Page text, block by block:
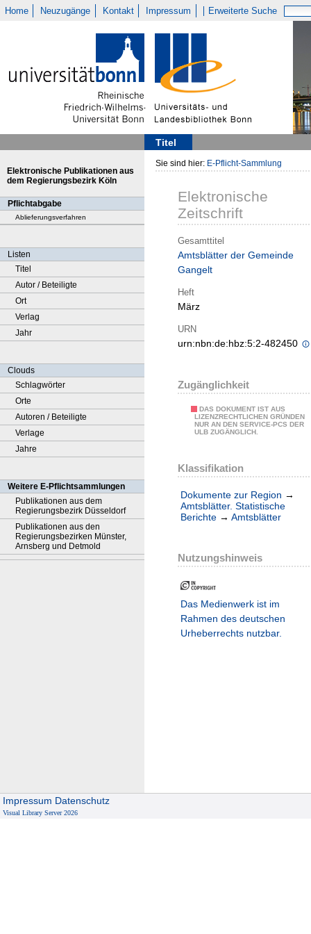
Home Neuzugänge Kontakt Impressum Erweiterte Suche
Titel
Elektronische Publikationen aus
dem Regierungsbezirk Köln
Pflichtabgabe
Ablieferungsverfahren
Listen
Titel
Autor / Beteiligte
Ort
Verlag
Jahr
Clouds
Schlagwörter
Orte
Autoren / Beteiligte
Verlage
Jahre
Weitere E-Pflichtsammlungen
Publikationen aus dem
Regierungsbezirk Düsseldorf
Publikationen aus den
Regierungsbezirken Münster,
Arnsberg und Detmold
Sie sind hier: E-Pflicht-Sammlung
Elektronische
Zeitschrift
Gesamttitel
Amtsblätter der Gemeinde
Gangelt
Heft
März
URN
urn:nbn:de:hbz:5:2-482450
Zugänglichkeit
DAS DOKUMENT IST AUS
LIZENZRECHTLICHEN GRÜNDEN
NUR AN DEN SERVICE-PCS DER
ULB ZUGÄNGLICH.
Klassifikation
Dokumente zur Region →
Amtsblätter. Statistische
Berichte → Amtsblätter
Nutzungshinweis
Das Medienwerk ist im
Rahmen des deutschen
Urheberrechts nutzbar.
Impressum Datenschutz
Visual Library Server 2026